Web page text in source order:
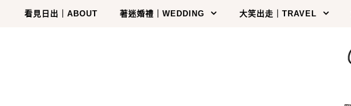
Skip to content
看見日出｜ABOUT 著迷婚禮｜WEDDING 大笑出走｜TRAVEL